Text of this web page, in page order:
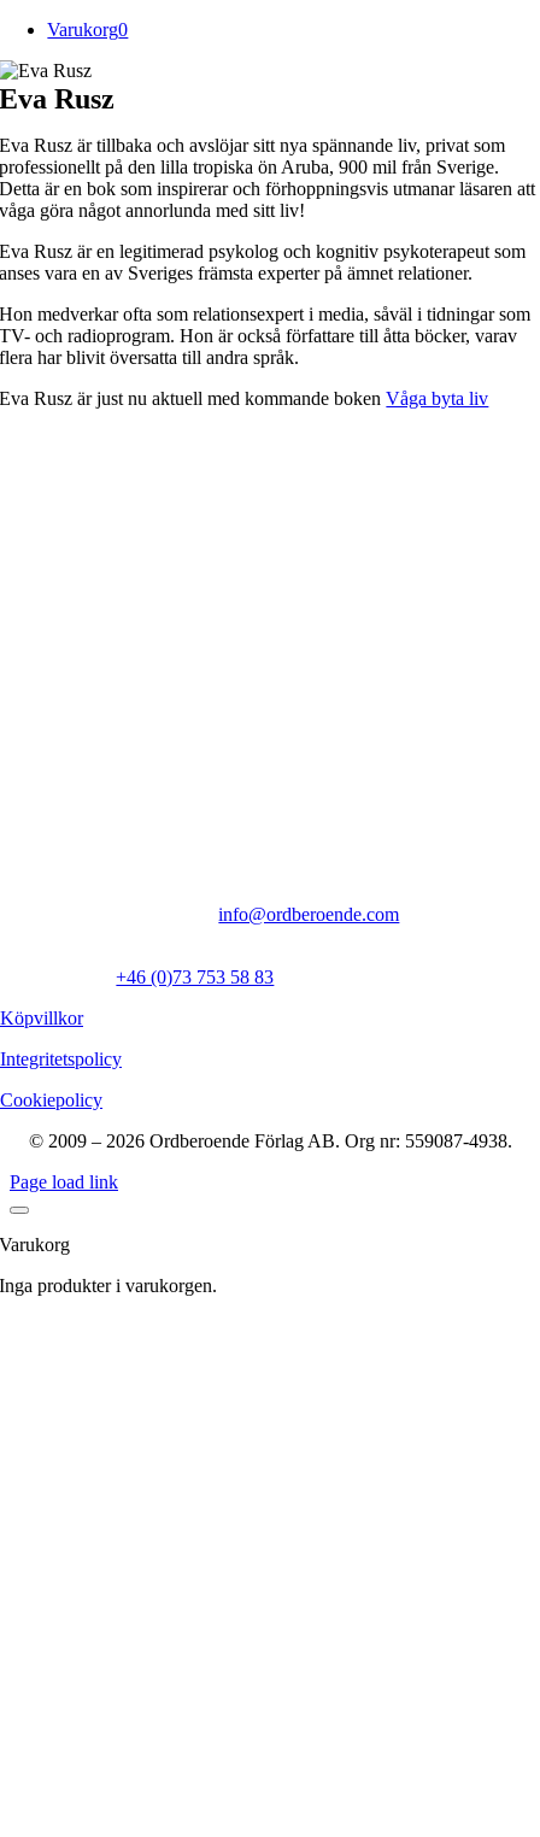
Varukorg0
Eva Rusz
Eva Rusz är tillbaka och avslöjar sitt nya spännande liv, privat som
professionellt på den lilla tropiska ön Aruba, 900 mil från Sverige.
Detta är en bok som inspirerar och förhoppningsvis utmanar läsaren att
våga göra något annorlunda med sitt liv!
Eva Rusz är en legitimerad psykolog och kognitiv psykoterapeut som
anses vara en av Sveriges främsta experter på ämnet relationer.
Hon medverkar ofta som relationsexpert i media, såväl i tidningar som
TV- och radioprogram. Hon är också författare till åtta böcker, varav
flera har blivit översatta till andra språk.
Eva Rusz är just nu aktuell med kommande bokenVåga byta liv
Vi föredrar kontakt via mejl:info@ordberoende.com
Ewa Åkerlind:+46 (0)73 753 58 83
Köpvillkor
Integritetspolicy
Cookiepolicy
© 2009 – 2026 Ordberoende Förlag AB. Org nr: 559087-4938.
Page load link
Varukorg
Inga produkter i varukorgen.